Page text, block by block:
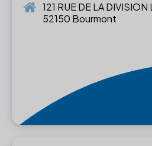
121 RUE DE LA DIVISION
52150 Bourmont